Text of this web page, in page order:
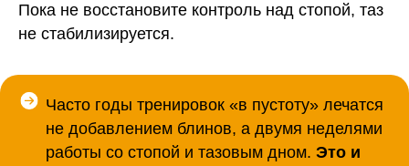
Пока не восстановите контроль над стопой, таз
не стабилизируется.
Часто годы тренировок «в пустоту» лечатся
не добавлением блинов, а двумя неделями
работы со стопой и тазовым дном. Это и
Попробовать Код Тренера